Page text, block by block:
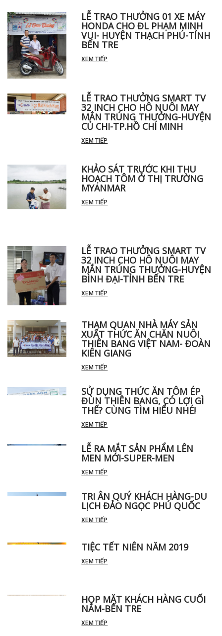
LỄ TRAO THƯỞNG 01 XE MÁY
HONDA CHO ĐL PHẠM MINH
VUI- HUYỆN THẠCH PHÚ-TỈNH
BẾN TRE
XEM TIẾP
LỄ TRAO THƯỞNG SMART TV
32 INCH CHO HÔ NUÔI MAY
MẮN TRÚNG THƯỞNG-HUYỆN
CỦ CHI-TP.HỒ CHÍ MINH
XEM TIẾP
KHẢO SÁT TRƯỚC KHI THU
HOẠCH TÔM Ở THỊ TRƯỜNG
MYANMAR
XEM TIẾP
LỄ TRAO THƯỞNG SMART TV
32 INCH CHO HÔ NUÔI MAY
MẮN TRÚNG THƯỞNG-HUYỆN
BÌNH ĐẠI-TỈNH BẾN TRE
XEM TIẾP
THAM QUAN NHÀ MÁY SẢN
XUẤT THỨC ĂN CHĂN NUÔI
THIÊN BANG VIỆT NAM- ĐOÀN
KIÊN GIANG
XEM TIẾP
SỬ DỤNG THỨC ĂN TÔM ÉP
ĐÙN THIÊN BANG, CÓ LỢI GÌ
THẾ? CÙNG TÌM HIỂU NHÉ!
XEM TIẾP
LỄ RA MẮT SẢN PHẨM LÊN
MEN MỚI-SUPER-MEN
XEM TIẾP
TRI ÂN QUÝ KHÁCH HÀNG-DU
LỊCH ĐẢO NGỌC PHÚ QUỐC
XEM TIẾP
TIỆC TẾT NIÊN NĂM 2019
XEM TIẾP
HỌP MẶT KHÁCH HÀNG CUỐI
NĂM-BẾN TRE
XEM TIẾP